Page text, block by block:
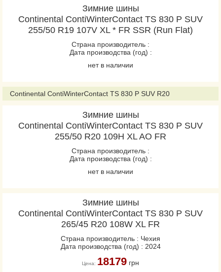
sContact
SportContact 6
UltraContact
UltraContact NXT
VancoCamper
VanContact Eco
VanContact Ultra
ContiCrossContact LX
Зимние шины
Continental ContiWinterContact TS 830 P SUV
255/50 R19 107V XL * FR SSR (Run Flat)
Страна производитель :
Дата производства (год) :
нет в наличии
Continental ContiWinterContact TS 830 P SUV R20
Зимние шины
Continental ContiWinterContact TS 830 P SUV
255/50 R20 109H XL AO FR
Страна производитель :
Дата производства (год) :
нет в наличии
Зимние шины
Continental ContiWinterContact TS 830 P SUV
265/45 R20 108W XL FR
Страна производитель : Чехия
Дата производства (год) : 2024
Цена: 18179грн